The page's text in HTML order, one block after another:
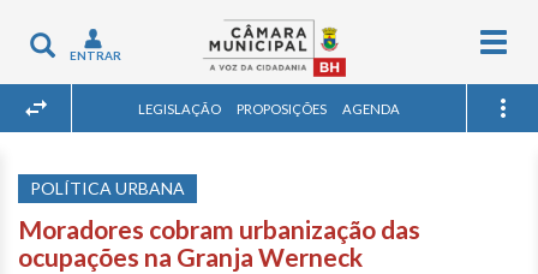
Toggle
navigation
ENTRAR
LEGISLAÇÃO PROPOSIÇÕES AGENDA
POLÍTICA URBANA
Moradores cobram urbanização das
ocupações na Granja Werneck